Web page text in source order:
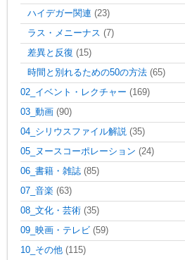
ハイデガー関連 (23)
ラス・メニーナス (7)
差異と反復 (15)
時間と別れるための50の方法 (65)
02_イベント・レクチャー (169)
03_動画 (90)
04_シリウスファイル解説 (35)
05_ヌースコーポレーション (24)
06_書籍・雑誌 (85)
07_音楽 (63)
08_文化・芸術 (35)
09_映画・テレビ (59)
10_その他 (115)